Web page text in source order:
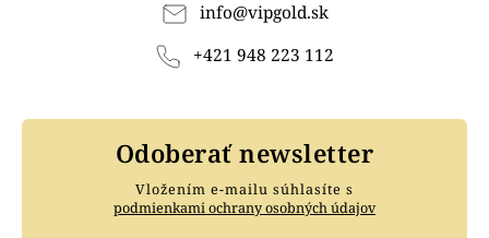
info@vipgold.sk
+421 948 223 112
Odoberať newsletter
Vložením e-mailu súhlasíte s
podmienkami ochrany osobných údajov